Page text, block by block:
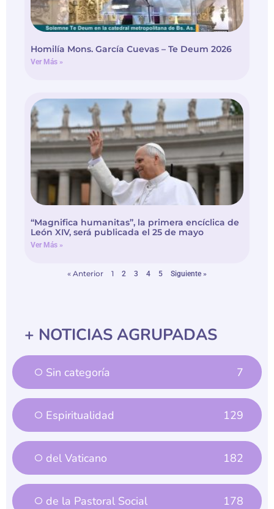
Homilía Mons. García Cuevas – Te Deum 2026
Ver Más »
“Magnifica humanitas”, la primera encíclica de
León XIV, será publicada el 25 de mayo
Ver Más »
« Anterior 1 2 3 4 5 Siguiente »
+ NOTICIAS AGRUPADAS
Sin categoría 7
Espiritualidad 129
del Vaticano 182
de la Pastoral Social 178